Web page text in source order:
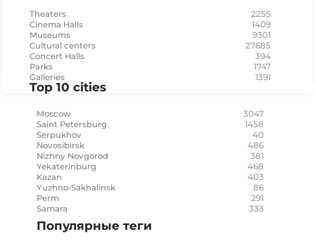
Theaters 2255
Cinema Halls 1409
Museums 9301
Cultural centers 27685
Concert Halls 394
Parks 1747
Galleries 1391
Top 10 cities
Moscow 3047
Saint Petersburg 1458
Serpukhov 40
Novosibirsk 486
Nizhny Novgorod 381
Yekaterinburg 468
Kazan 403
Yuzhno-Sakhalinsk 86
Perm 291
Samara 333
Популярные теги